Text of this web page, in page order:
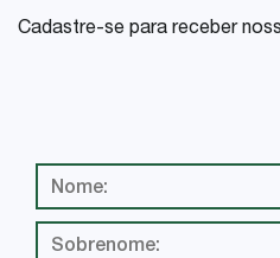
Cadastre-se para receber